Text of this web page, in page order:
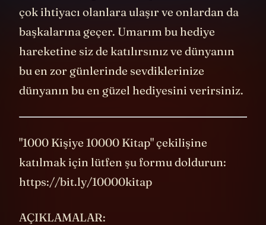
çok ihtiyacı olanlara ulaşır ve onlardan da
başkalarına geçer. Umarım bu hediye
hareketine siz de katılırsınız ve dünyanın
bu en zor günlerinde sevdiklerinize
dünyanın bu en güzel hediyesini verirsiniz.
"1000 Kişiye 10000 Kitap" çekilişine
katılmak için lütfen şu formu doldurun:
https://bit.ly/10000kitap
AÇIKLAMALAR: